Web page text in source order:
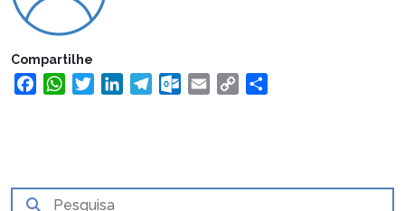
Compartilhe
FacebookWhatsApp
TwitterLinkedInTelegramOutlook.com
Email Copy